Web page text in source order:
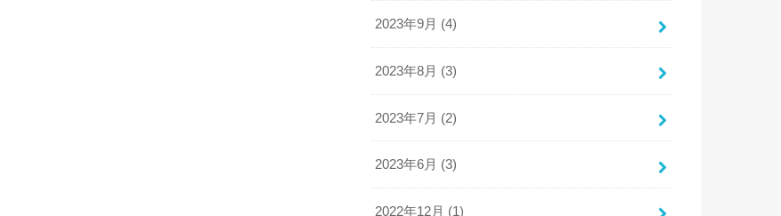
2023年9月 (4)
2023年8月 (3)
2023年7月 (2)
2023年6月 (3)
2022年12月 (1)